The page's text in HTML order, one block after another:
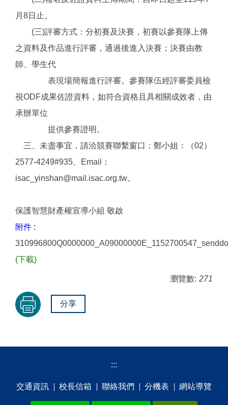
月8日止。
(三)評審方式：分初賽及決賽，初賽以參賽隊上傳
之資料及作品進行評審，通過後進入決賽；決賽由教
師、學生代
表現場簡報進行評審。參賽隊伍經評審委員檢
視ODF成果佐證資料，如符合資格且具相關成效者，由
承辦單位
提供參賽證明。
三、未盡事宜，請洽競賽聯繫窗口：鄭小姐：（02）
2577-4249#935、Email：
isac_yinshan@mail.isac.org.tw。
保護智慧財產權宣導小組 敬啟
附件 :
(下載)
瀏覽數: 271
分享
:::
交通資訊 校⻑信箱 聯絡我們 分機表 網站導覽